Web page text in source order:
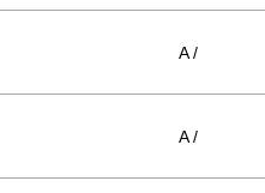
A /
A /